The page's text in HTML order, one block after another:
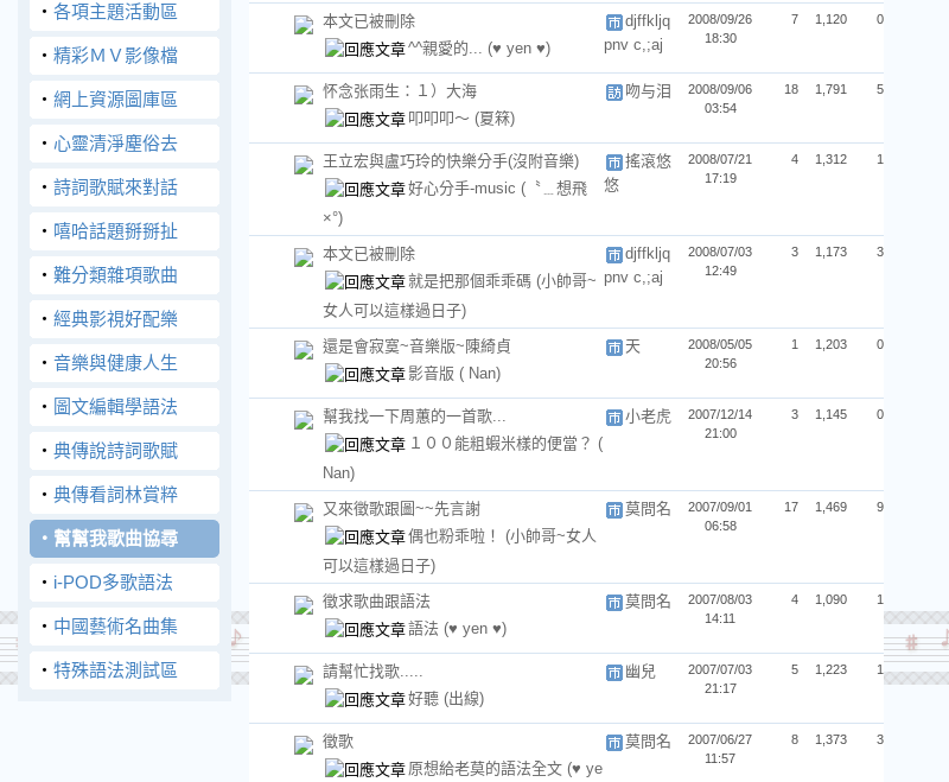
‧ 各項主題活動區
‧ 精彩ＭＶ影像檔
‧ 網上資源圖庫區
‧ 心靈清淨塵俗去
‧ 詩詞歌賦來對話
‧ 嘻哈話題掰掰扯
‧ 難分類雜項歌曲
‧ 經典影視好配樂
‧ 音樂與健康人生
‧ 圖文編輯學語法
‧ 典傳說詩詞歌賦
‧ 典傳看詞林賞粹
‧ 幫幫我歌曲協尋
‧ i-POD多歌語法
‧ 中國藝術名曲集
‧ 特殊語法測試區
本文已被刪除
^^親愛的... (♥ yen ♥)
djffkljq
pnv c,;aj
2008/09/26
18:30
7 1,120 0
怀念张雨生：１）大海
叩叩叩～ (夏箖)
吻与泪
2008/09/06
03:54
18 1,791 5
王立宏與盧巧玲的快樂分手(沒附音樂)
好心分手-music (〝﹍想飛
×°)
搖滾悠
悠
2008/07/21
17:19
4 1,312 1
本文已被刪除
就是把那個乖乖碼 (小帥哥~
女人可以這樣過日子)
djffkljq
pnv c,;aj
2008/07/03
12:49
3 1,173 3
還是會寂寞~音樂版~陳綺貞
影音版 ( Nan)
天
2008/05/05
20:56
1 1,203 0
幫我找一下周蕙的一首歌...
１００能粗蝦米樣的便當？ (
Nan)
小老虎
2007/12/14
21:00
3 1,145 0
又來徵歌跟圖~~先言謝
偶也粉乖啦！ (小帥哥~女人
可以這樣過日子)
莫問名
2007/09/01
06:58
17 1,469 9
徵求歌曲跟語法
語法 (♥ yen ♥)
莫問名
2007/08/03
14:11
4 1,090 1
請幫忙找歌.....
好聽 (出線)
幽兒
2007/07/03
21:17
5 1,223 1
徵歌
原想給老莫的語法全文 (♥ ye
莫問名
2007/06/27
11:57
8 1,373 3